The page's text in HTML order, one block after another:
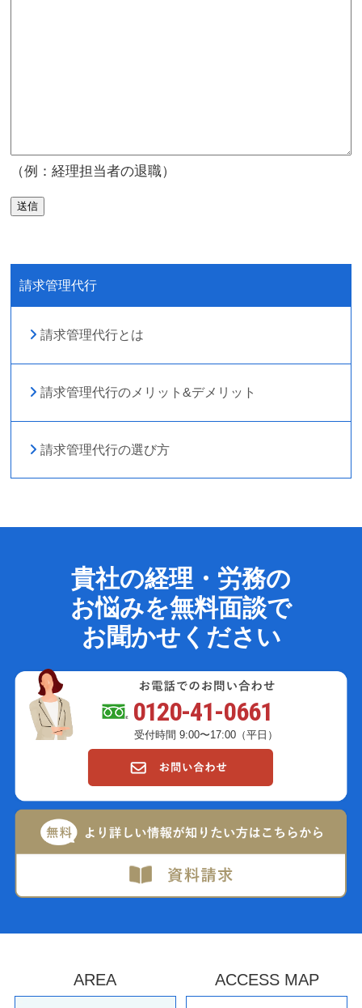
（例：経理担当者の退職）
請求管理代行
請求管理代行とは
請求管理代行のメリット&デメリット
請求管理代行の選び方
貴社の経理・労務の
お悩みを無料面談で
お聞かせください
0120-41-0661
受付時間 9:00〜17:00（平日）
AREA ACCESS MAP